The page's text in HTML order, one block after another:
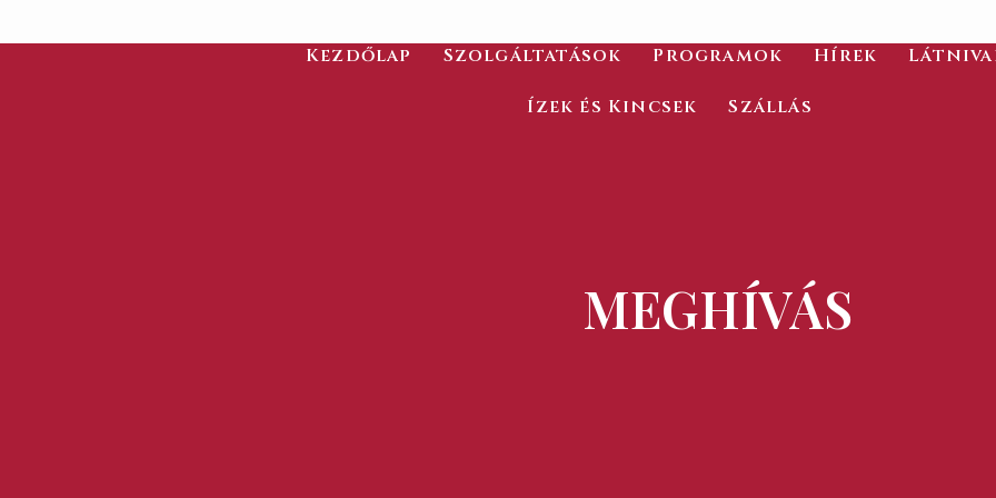
Kezdőlap Szolgáltatások Programok Hírek
Ízek és Kincsek Szállás
MEGHÍVÁS